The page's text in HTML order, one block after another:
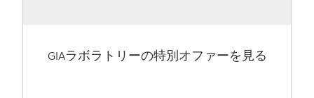
GIAラボラトリーの特別オファーを見る